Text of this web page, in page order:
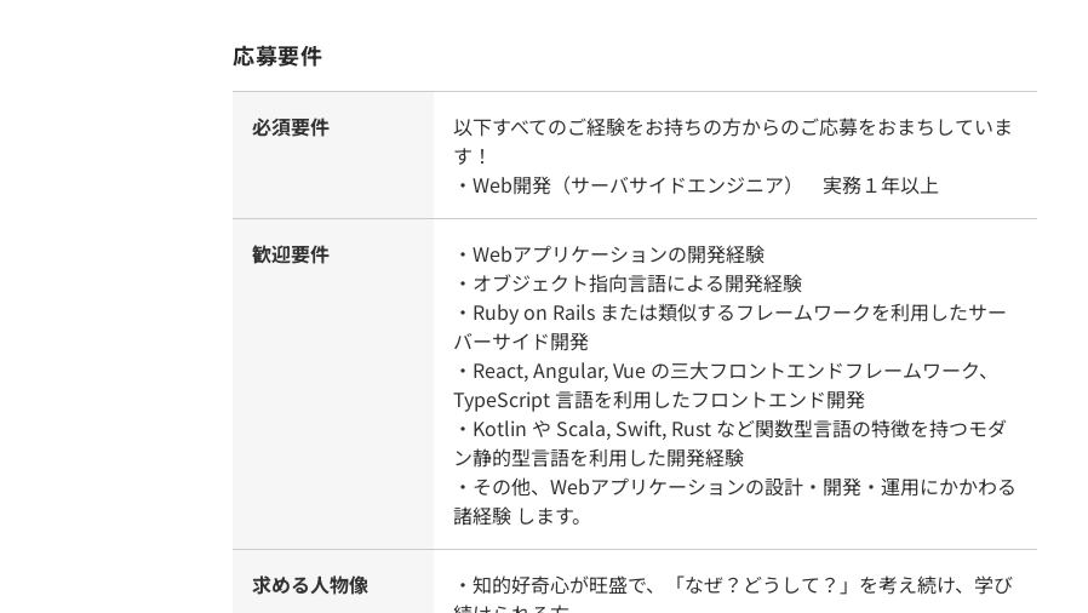
応募要件
必須要件
以下すべてのご経験をお持ちの方からのご応募をおまちしていま
す！
・Web開発（サーバサイドエンジニア） 実務１年以上
歓迎要件
・Webアプリケーションの開発経験
・オブジェクト指向言語による開発経験
・Ruby on Rails または類似するフレームワークを利用したサー
バーサイド開発
・React, Angular, Vue の三大フロントエンドフレームワーク、
TypeScript 言語を利用したフロントエンド開発
・Kotlin や Scala, Swift, Rust など関数型言語の特徴を持つモダ
ン静的型言語を利用した開発経験
・その他、Webアプリケーションの設計・開発・運用にかかわる
諸経験 します。
求める人物像
・知的好奇心が旺盛で、「なぜ？どうして？」を考え続け、学び